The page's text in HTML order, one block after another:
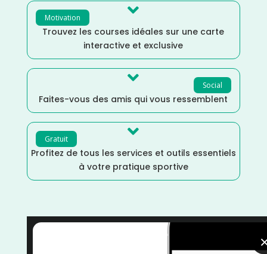
Motivation 
Trouvez les courses idéales sur une carte
interactive et exclusive
Social

Faites-vous des amis qui vous ressemblent
Gratuit 
Profitez de tous les services et outils essentiels
à votre pratique sportive